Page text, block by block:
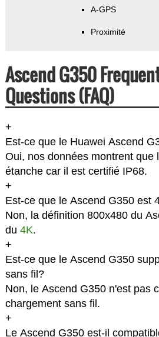
A-GPS
Proximité
Ascend G350
Questions (FAQ)
+
Est-ce que le Huawei Ascend
Oui, nos données montrent que
étanche car il est certifié IP68.
+
Est-ce que le Ascend G350 est
Non, la définition 800x480 du
du 4K.
+
Est-ce que le Ascend G350
sans fil?
Non, le Ascend G350 n'est pas
chargement sans fil.
+
Le Ascend G350 est-il